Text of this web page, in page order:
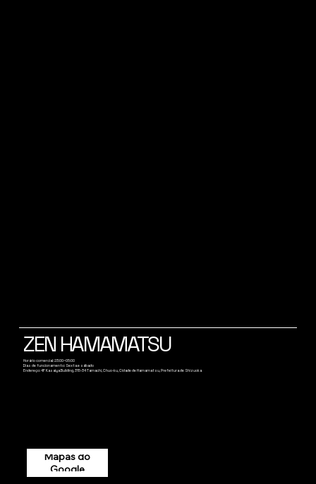
Mapas do
Google
ZEN HAMAMATSU
Horário comercial: 23:00~05:00
Dias de funcionamento: Sexta e sábado
Endereço: 4F Kasaiya Building, 315-34 Tamachi, Chuo-ku, Cidade de Hamamatsu, Prefeitura de Shizuoka